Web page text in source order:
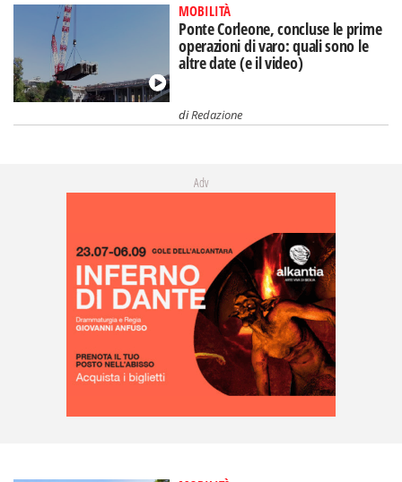
MOBILITÀ
Ponte Corleone, concluse le prime
operazioni di varo: quali sono le
altre date (e il video)
diRedazione
Adv